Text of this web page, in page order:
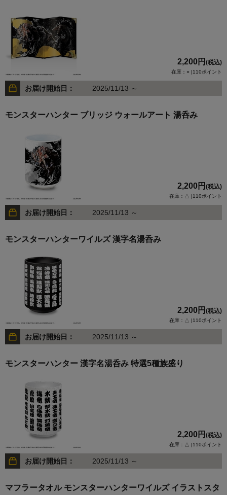
2,200円 (税込)
在庫：○ |110ポイント
お届け開始日： 2025/11/13 ～
モンスターハンター ブリッジ ウォールアート 湯呑み
2,200円 (税込)
在庫：△ |110ポイント
お届け開始日： 2025/11/13 ～
モンスターハンターワイルズ 漢字名湯呑み
2,200円 (税込)
在庫：△ |110ポイント
お届け開始日： 2025/11/13 ～
モンスターハンター 漢字名湯呑み 特選5種族盛り
2,200円 (税込)
在庫：△ |110ポイント
お届け開始日： 2025/11/13 ～
マフラータオル モンスターハンターワイルズ イラストスタ